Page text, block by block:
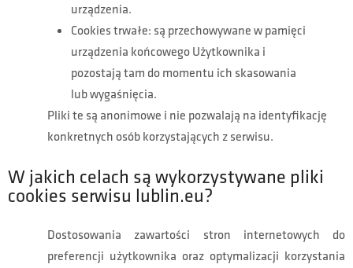
urządzenia.
Cookies trwałe: są przechowywane w pamięci
urządzenia końcowego Użytkownika i
pozostają tam do momentu ich skasowania
lub wygaśnięcia.
Pliki te są anonimowe i nie pozwalają na identyfikację
konkretnych osób korzystających z serwisu.
W jakich celach są wykorzystywane pliki
cookies serwisu lublin.eu?
Dostosowania zawartości stron internetowych do
preferencji użytkownika oraz optymalizacji korzystania